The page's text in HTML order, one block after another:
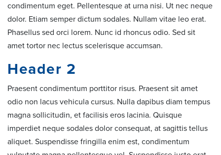
condimentum eget. Pellentesque at urna nisi. Ut nec neque
dolor. Etiam semper dictum sodales. Nullam vitae leo erat.
Phasellus sed orci lorem. Nunc id rhoncus odio. Sed sit
amet tortor nec lectus scelerisque accumsan.
Header 2
Praesent condimentum porttitor risus. Praesent sit amet
odio non lacus vehicula cursus. Nulla dapibus diam tempus
magna sollicitudin, et facilisis eros lacinia. Quisque
imperdiet neque sodales dolor consequat, at sagittis tellus
aliquet. Suspendisse fringilla enim est, condimentum